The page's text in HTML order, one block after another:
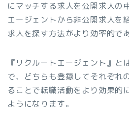
にマッチする求人を公開求人の
エージェントから非公開求人を
求人を探す方法がより効率的で
『リクルートエージェント』と
で、どちらも登録してそれぞれ
ることで転職活動をより効果的
ようになります。